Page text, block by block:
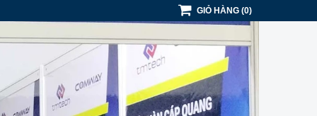
GIỎ HÀNG (0)